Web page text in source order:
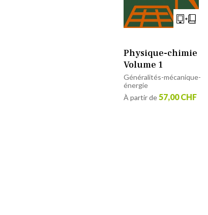
Physique-chimie
Volume 1
Généralités-mécanique-
énergie
À partir de57,00 CHF